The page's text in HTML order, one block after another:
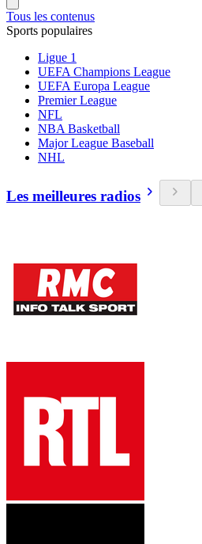
Tous les contenus
Sports populaires
Ligue 1
UEFA Champions League
UEFA Europa League
Premier League
NFL
NBA Basketball
Major League Baseball
NHL
Les meilleures radios